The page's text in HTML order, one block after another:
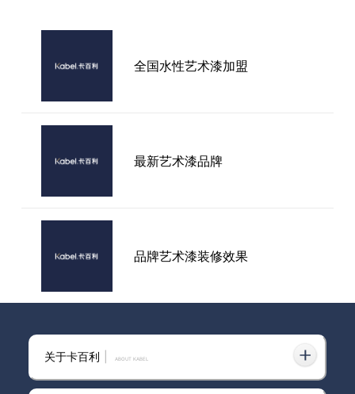
要加入多少钱？品牌艺术漆加入
卡百利是什么类型的艺术涂料？
全国水性艺术漆加盟
最新艺术漆品牌
品牌艺术漆装修效果
关于卡百利 ABOUT KABEL